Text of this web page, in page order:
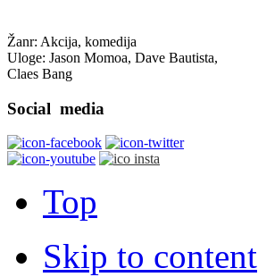
Žanr: Akcija, komedija
Uloge: Jason Momoa, Dave Bautista,
Claes Bang
Social media
Top
Skip to content